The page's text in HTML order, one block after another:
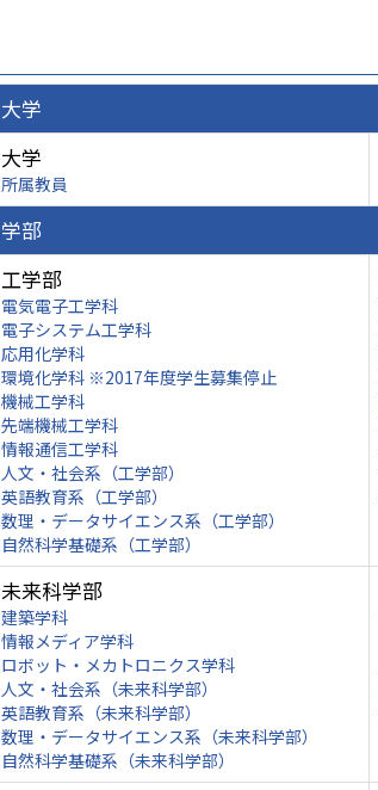
大学
大学
所属教員
学部
工学部
電気電子工学科
電子システム工学科
応用化学科
環境化学科 ※2017年度学生募集停止
機械工学科
先端機械工学科
情報通信工学科
人文・社会系（工学部）
英語教育系（工学部）
数理・データサイエンス系（工学部）
自然科学基礎系（工学部）
未来科学部
建築学科
情報メディア学科
ロボット・メカトロニクス学科
人文・社会系（未来科学部）
英語教育系（未来科学部）
数理・データサイエンス系（未来科学部）
自然科学基礎系（未来科学部）